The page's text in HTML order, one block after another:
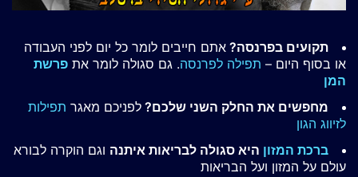
תקועים בפרנסה? אתם חייבים לומר כל יום לפני העבודה
או בסוף היום – תפילה לפרנסה. גם סגולה לומר את פרשת
המן
מחפשים את החלק השני שלכם? לפניכם מאגר תפילות
לזיווג הגון
ברכת המזון היא סגולה לבריאות איתנה וגם הוקרה לבורא
עולם על המזון ועל הבריאות